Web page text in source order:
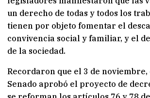
un derecho de todas y todos los
tienen por objeto fomentar el
convivencia social y familiar, y el
de la sociedad.
Recordaron que el 3 de
Senado aprobó el proyecto de